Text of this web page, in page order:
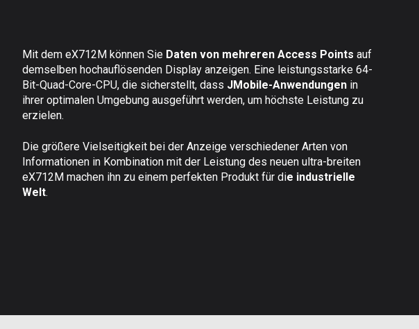
Mit dem eX712M können Sie Daten von mehreren Access Points auf
demselben hochauflösenden Display anzeigen. Eine leistungsstarke 64-
Bit-Quad-Core-CPU, die sicherstellt, dass JMobile-Anwendungen in
ihrer optimalen Umgebung ausgeführt werden, um höchste Leistung zu
erzielen.
Die größere Vielseitigkeit bei der Anzeige verschiedener Arten von
Informationen in Kombination mit der Leistung des neuen ultra-breiten
eX712M machen ihn zu einem perfekten Produkt für die industrielle
Welt.